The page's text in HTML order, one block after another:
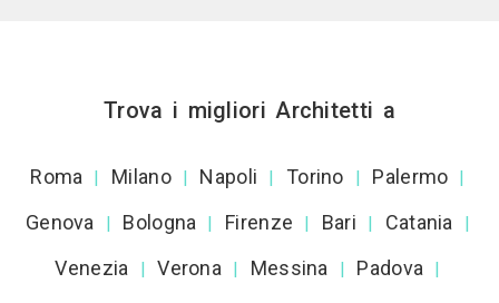
Trova i migliori Architetti a
Roma | Milano | Napoli | Torino | Palermo |
Genova | Bologna | Firenze | Bari | Catania |
Venezia | Verona | Messina | Padova |